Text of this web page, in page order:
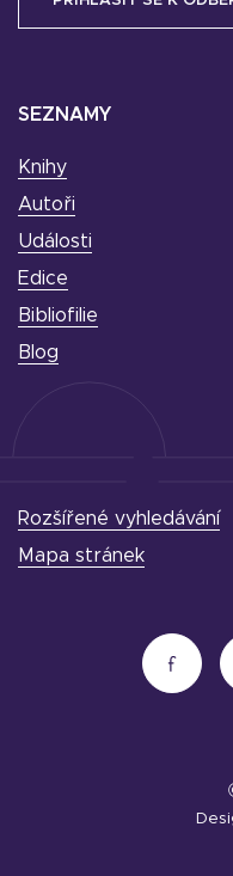
SEZNAMY
Knihy
Autoři
Události
Edice
Bibliofilie
Blog
Rozšířené vyhledávání
Mapa stránek